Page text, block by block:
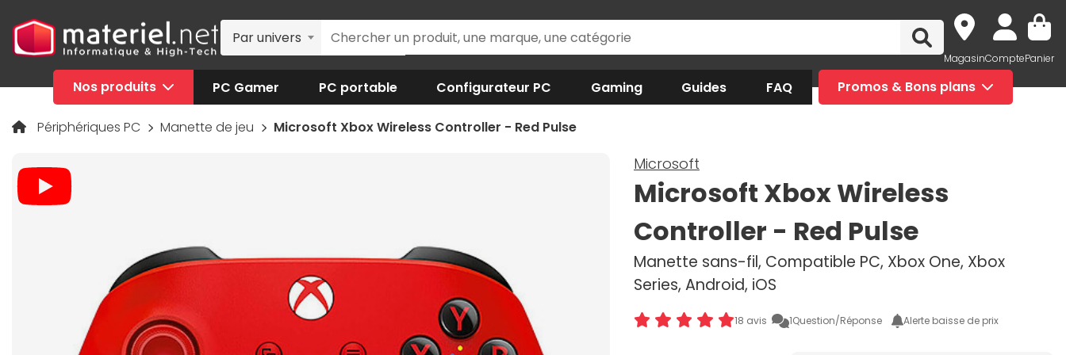
Par univers
MagasinComptePanier
Nos produits PC Gamer PC portable Configurateur PC Gaming Guides FAQ Promos & Bons plans
Périphériques PC Manette de jeu Microsoft Xbox Wireless Controller - Red Pulse
Microsoft
Microsoft Xbox Wireless
Controller - Red Pulse
Manette sans-fil, Compatible PC, Xbox One, Xbox
Series, Android, iOS
18 avis 1Question/Réponse Alerte baisse de prix